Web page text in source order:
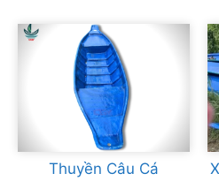
Thuyền Câu Cá